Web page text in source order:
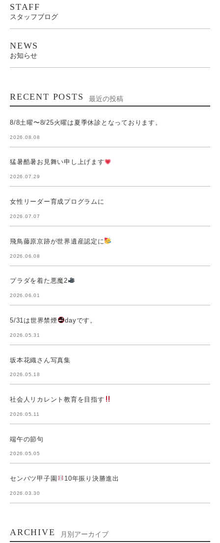
STAFF
スタッフブログ
NEWS
お知らせ
RECENT POSTS 最近の投稿
8/8土曜〜8/25火曜は夏季休診となっております。
2026.08.08
猛暑酷暑お見舞い申し上げます
2026.07.29
女性リーダー育成プログラムに
2026.07.07
飛鳥藤原京跡が世界遺産認定に
2026.06.08
プラダを着た悪魔2
2026.06.01
5/31は世界禁煙 dayです。
2026.05.31
坂本花織さん写真集
2026.05.18
社会人リカレント教育を目指す
2026.05.11
端午の節句
2026.05.05
センバツ甲子園 10年振り決勝進出
2026.03.30
ARCHIVE 月別アーカイブ